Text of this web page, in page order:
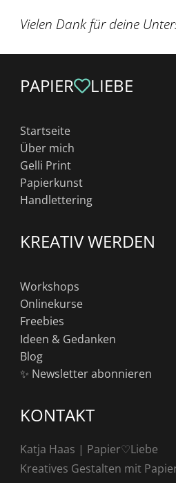
Vielen Dank für deine
PAPIER LIEBE
Startseite
Über mich
Gelli Print
Papierkunst
Handlettering
KREATIV WERDEN
Workshops
Onlinekurse
Freebies
Ideen & Gedanken
Blog
✨ Newsletter abonnieren
KONTAKT
Katja Haas | Papier♡Liebe
Kreatives Gestalten mit